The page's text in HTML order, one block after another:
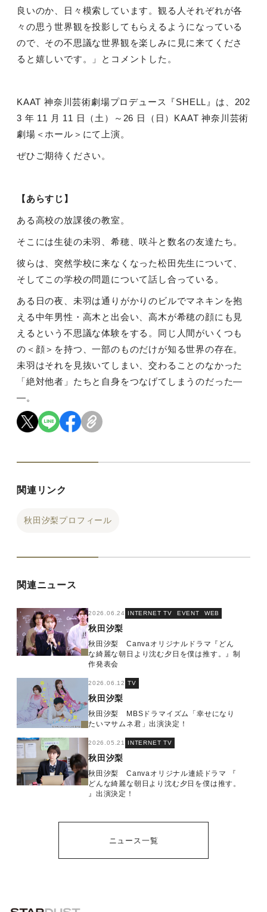
良いのか、日々模索しています。観る人それぞれが各
々の思う世界観を投影してもらえるようになっている
ので、その不思議な世界観を楽しみに見に来てくださ
ると嬉しいです。」とコメントした。
KAAT 神奈川芸術劇場プロデュース『SHELL 』は、 202
3 年 11 月 11 日（土）～ 26 日（日） KAAT神奈川芸術
劇場＜ホール＞にて上演。
ぜひご期待ください。
【あらすじ】
ある高校の放課後の教室。
そこには生徒の未羽、希穂、咲斗と数名の友達たち。
彼らは、突然学校に来なくなった松田先生について、
そしてこの学校の問題について話し合っている。
ある日の夜、未羽は通りがかりのビルでマネキンを抱
える中年男性・高木と出会い、高木が希穂の顔にも見
えるという不思議な体験をする。同じ人間がいくつも
の＜顔＞を持つ、一部のものだけが知る世界の存在。
未羽はそれを見抜いてしまい、交わることのなかった
「絶対他者」たちと自身をつなげてしまうのだった―
―。
関連リンク
秋田汐梨プロフィール
関連ニュース
2026.06.24 INTERNET TV EVENT WEB
秋田汐梨
秋田汐梨 Canvaオリジナルドラマ『どん
な綺麗な朝日より沈む夕日を僕は推す。』制
作発表会
2026.06.12 TV
秋田汐梨
秋田汐梨 MBSドラマイズム「幸せになり
たいマサムネ君」出演決定！
2026.05.21 INTERNET TV
秋田汐梨
秋田汐梨 Canvaオリジナル連続ドラマ 『
どんな綺麗な朝日より沈む夕日を僕は推す。
』出演決定！
ニュース一覧